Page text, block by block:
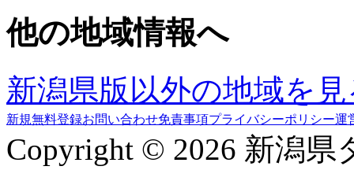
他の地域情報へ
新潟県版以外の地域を
新規無料登録お問い合わせ免責事項プライバシーポリシー運
Copyright © 2026 新潟